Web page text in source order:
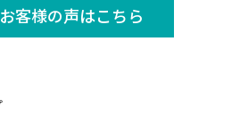
客様の声はこちら